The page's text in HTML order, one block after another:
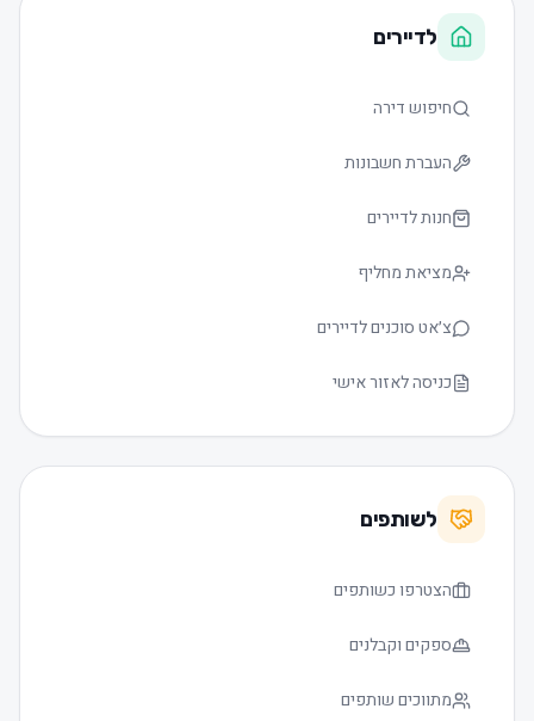
לדיירים
חיפוש דירה
העברת חשבונות
חנות לדיירים
מציאת מחליף
צ׳אט סוכנים לדיירים
כניסה לאזור אישי
לשותפים
הצטרפו כשותפים
ספקים וקבלנים
מתווכים שותפים